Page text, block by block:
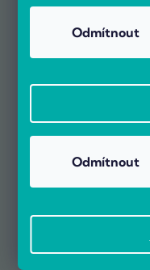
Odmítnout
Odmítnout